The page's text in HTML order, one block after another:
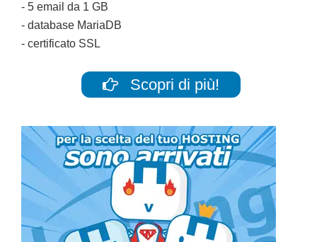
- 5 email da 1 GB
- database MariaDB
- certificato SSL
Scopri di più!